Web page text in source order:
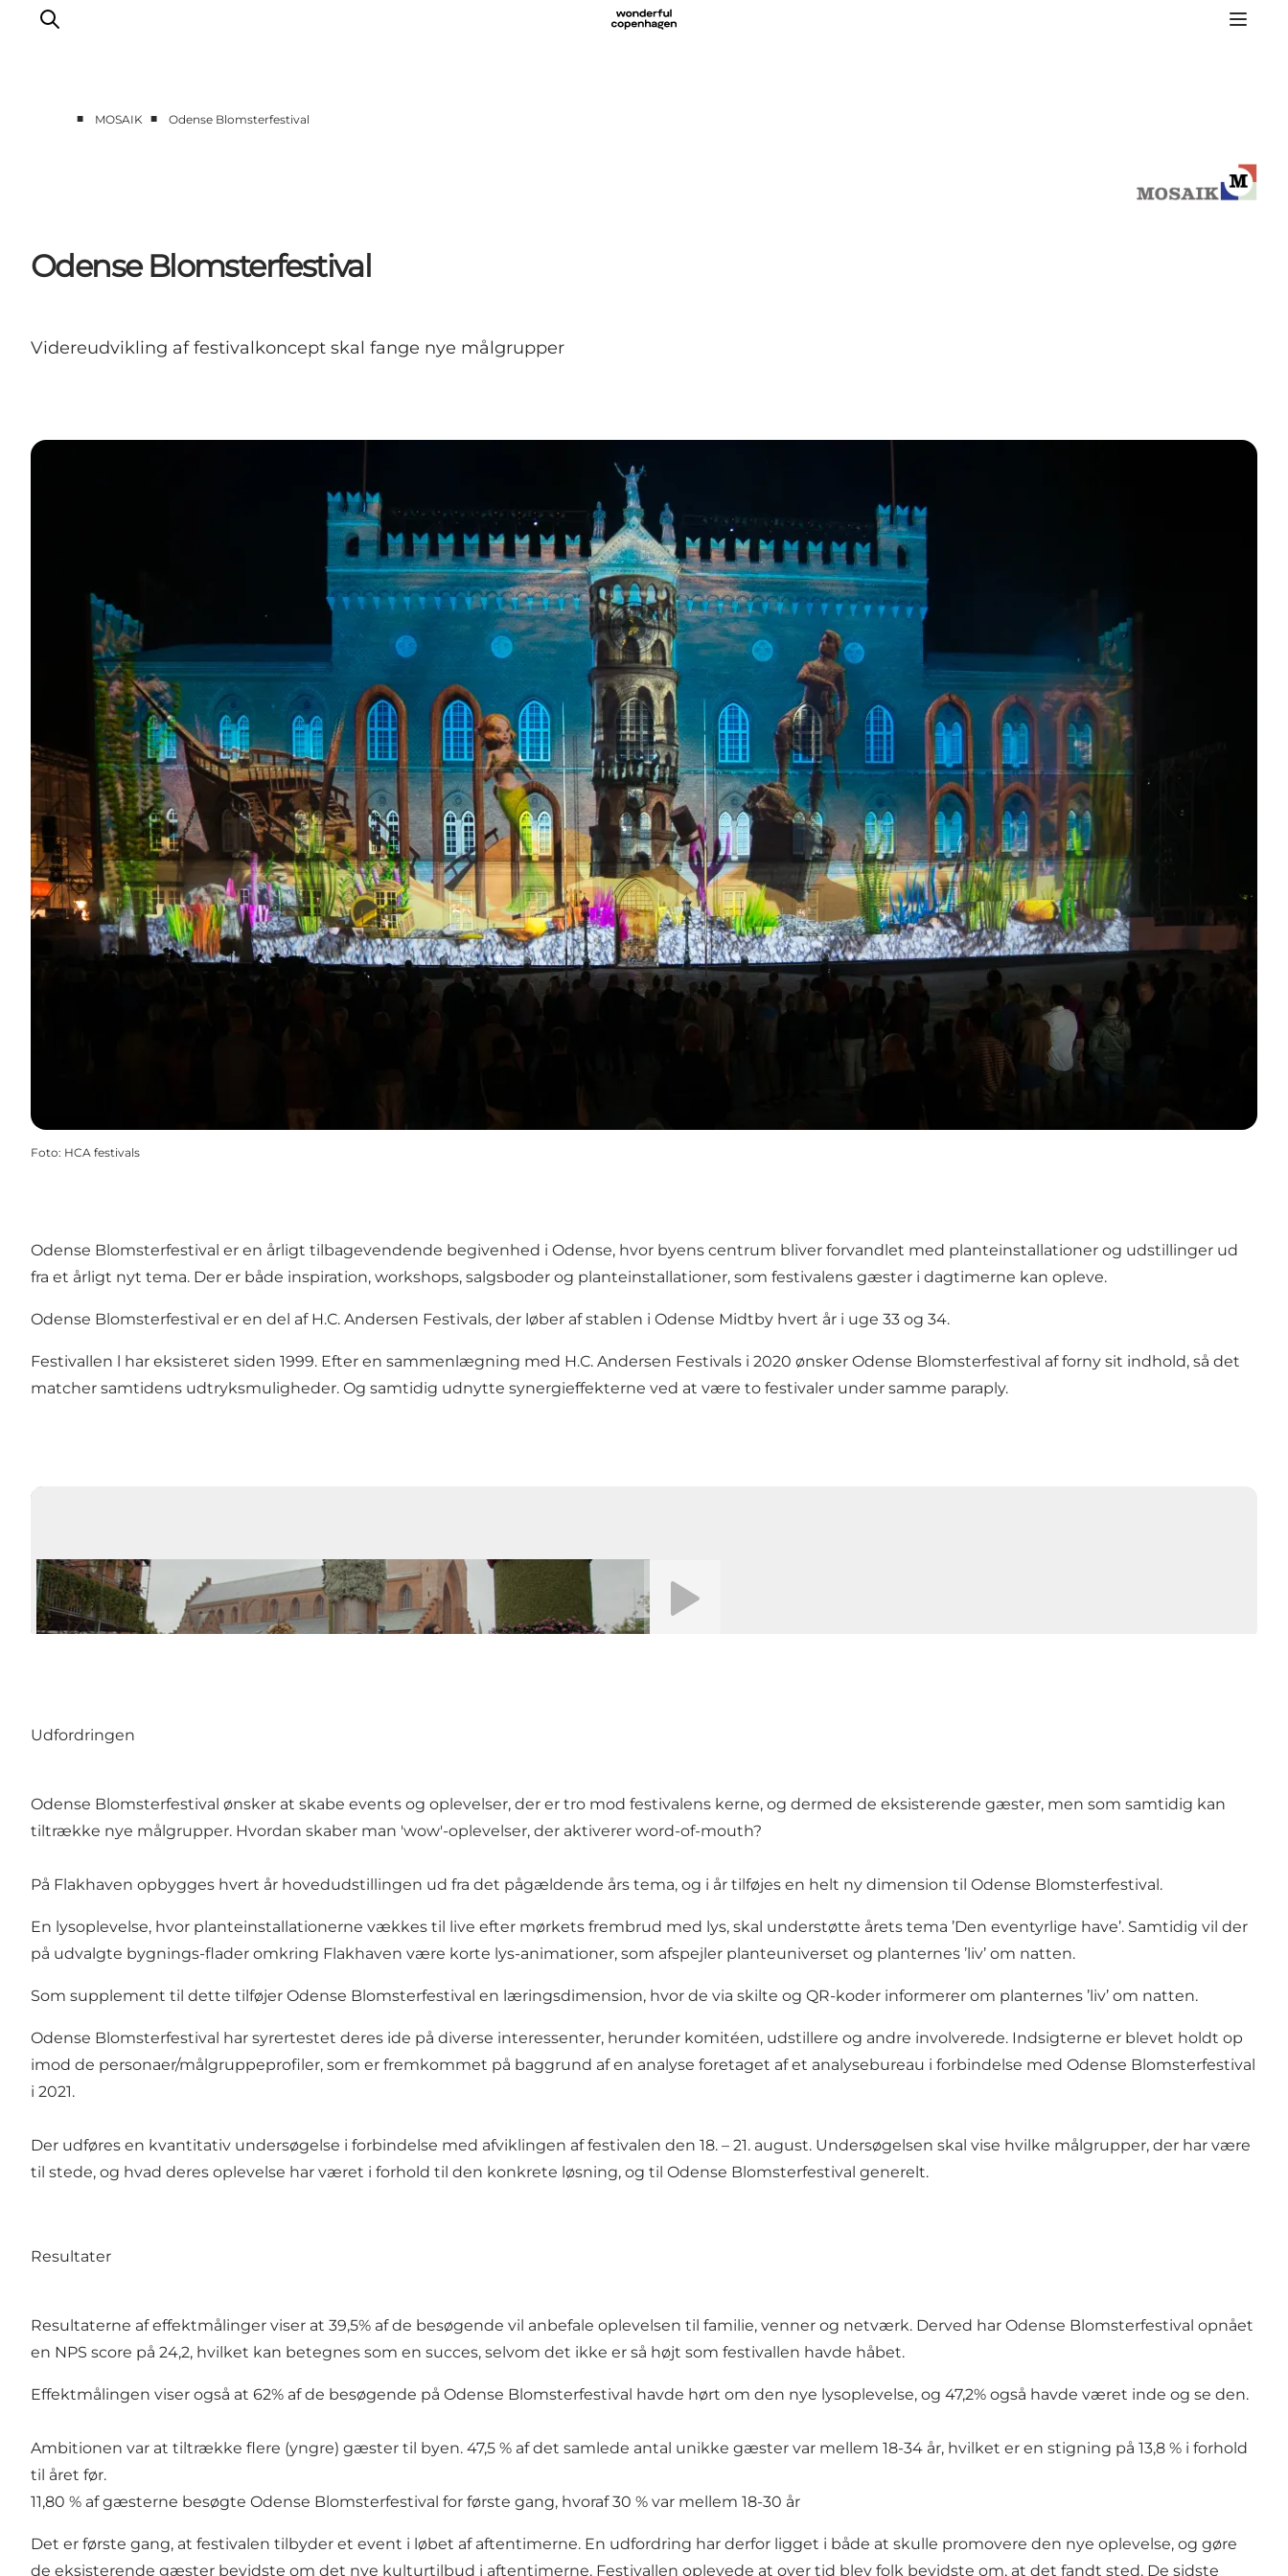
Podcast
■ MOSAIK ■ Odense Blomsterfestival
Odense Blomsterfestival
Videreudvikling af festivalkoncept skal fange nye målgrupper
Foto: HCA festivals
Odense Blomsterfestival er en årligt tilbagevendende begivenhed i Odense, hvor byens centrum bliver forvandlet med planteinstallationer og udstillinger ud
fra et årligt nyt tema. Der er både inspiration, workshops, salgsboder og planteinstallationer, som festivalens gæster i dagtimerne kan opleve.
Odense Blomsterfestival er en del af H.C. Andersen Festivals, der løber af stablen i Odense Midtby hvert år i uge 33 og 34.
Festivallen l har eksisteret siden 1999. Efter en sammenlægning med H.C. Andersen Festivals i 2020 ønsker Odense Blomsterfestival af forny sit indhold, så det
matcher samtidens udtryksmuligheder. Og samtidig udnytte synergieffekterne ved at være to festivaler under samme paraply.
Udfordringen
Odense Blomsterfestival ønsker at skabe events og oplevelser, der er tro mod festivalens kerne, og dermed de eksisterende gæster, men som samtidig kan
tiltrække nye målgrupper. Hvordan skaber man 'wow'-oplevelser, der aktiverer word-of-mouth?
På Flakhaven opbygges hvert år hovedudstillingen ud fra det pågældende års tema, og i år tilføjes en helt ny dimension til Odense Blomsterfestival.
En lysoplevelse, hvor planteinstallationerne vækkes til live efter mørkets frembrud med lys, skal understøtte årets tema ’Den eventyrlige have’. Samtidig vil der
på udvalgte bygnings-flader omkring Flakhaven være korte lys-animationer, som afspejler planteuniverset og planternes ’liv’ om natten.
Som supplement til dette tilføjer Odense Blomsterfestival en læringsdimension, hvor de via skilte og QR-koder informerer om planternes ’liv’ om natten.
Odense Blomsterfestival har syrertestet deres ide på diverse interessenter, herunder komitéen, udstillere og andre involverede. Indsigterne er blevet holdt op
imod de personaer/målgruppeprofiler, som er fremkommet på baggrund af en analyse foretaget af et analysebureau i forbindelse med Odense Blomsterfestival
i 2021.
Der udføres en kvantitativ undersøgelse i forbindelse med afviklingen af festivalen den 18. – 21. august. Undersøgelsen skal vise hvilke målgrupper, der har være
til stede, og hvad deres oplevelse har været i forhold til den konkrete løsning, og til Odense Blomsterfestival generelt.
Resultater
Resultaterne af effektmålinger viser at 39,5% af de besøgende vil anbefale oplevelsen til familie, venner og netværk. Derved har Odense Blomsterfestival opnået
en NPS score på 24,2, hvilket kan betegnes som en succes, selvom det ikke er så højt som festivallen havde håbet.
Effektmålingen viser også at 62% af de besøgende på Odense Blomsterfestival havde hørt om den nye lysoplevelse, og 47,2% også havde været inde og se den.
Ambitionen var at tiltrække flere (yngre) gæster til byen. 47,5 % af det samlede antal unikke gæster var mellem 18-34 år, hvilket er en stigning på 13,8 % i forhold
til året før.
11,80 % af gæsterne besøgte Odense Blomsterfestival for første gang, hvoraf 30 % var mellem 18-30 år
Det er første gang, at festivalen tilbyder et event i løbet af aftentimerne. En udfordring har derfor ligget i både at skulle promovere den nye oplevelse, og gøre
de eksisterende gæster bevidste om det nye kulturtilbud i aftentimerne. Festivallen oplevede at over tid blev folk bevidste om, at det fandt sted. De sidste